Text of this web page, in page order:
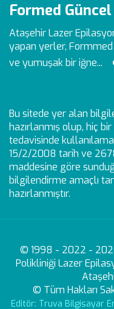
Formed Güncel
Ataşehir Lazer
yapan yerler,
ve yumuşak bir iğne...
Bu sitede yer alan
hazırlanmış olup, hiç
tedavisinde
15/2/2008 tarih ve
maddesine göre
bilgilendirme amaçlı
hazırlanmıştır.
© 1998 - 2022 -
Polikliniği Lazer
© Tüm Hakları
Editör: Truva Bilgisayar